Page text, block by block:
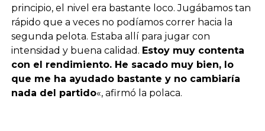
principio, el nivel era bastante loco. Jugábamos tan
rápido que a veces no podíamos correr hacia la
segunda pelota. Estaba allí para jugar con
intensidad y buena calidad. Estoy muy contenta
con el rendimiento. He sacado muy bien, lo
que me ha ayudado bastante y no cambiaría
nada del partido«, afirmó la polaca.